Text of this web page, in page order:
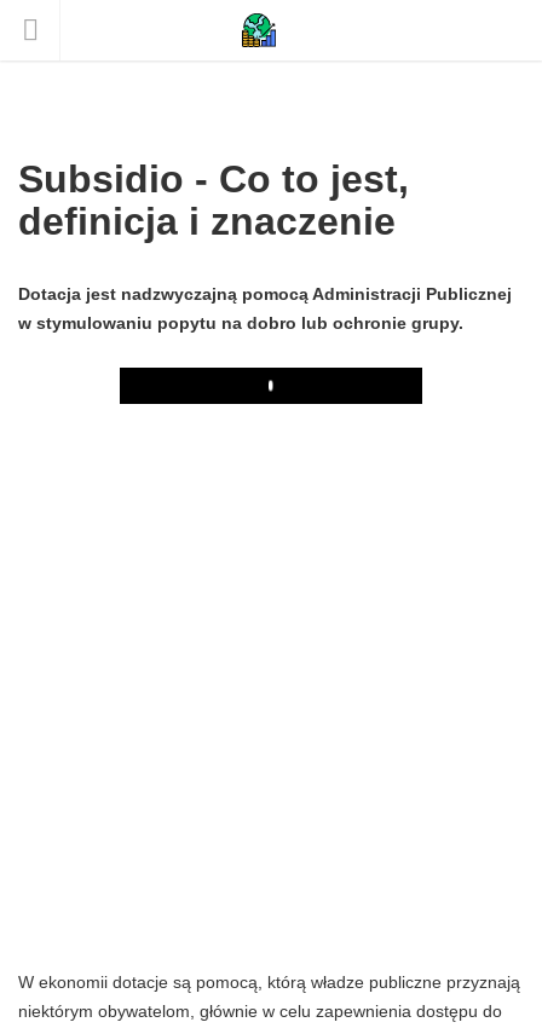
Subsidio - Co to jest,
definicja i znaczenie
Dotacja jest nadzwyczajną pomocą Administracji Publicznej
w stymulowaniu popytu na dobro lub ochronie grupy.
Play
W ekonomii dotacje są pomocą, którą władze publiczne przyznają
niektórym obywatelom, głównie w celu zapewnienia dostępu do